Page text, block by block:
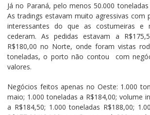
Já no Paraná, pelo menos 50.000
As tradings estavam muito agressivas com
interessantes do que as costumeiras e
cederam. As pedidas estavam a
R$180,00 no Norte, onde foram vistas
toneladas, o porto não contou com
valores.
Negócios feitos apenas no Oeste: 1.000
maio; 1.000 toneladas a R$184,00; volume
a R$184,50; 1.000 toneladas R$188,00;